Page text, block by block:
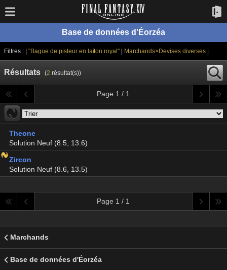
Base de données d'Éorzéa
Filtres : | "Bague de pisteur en laiton royal" Marchands>Devises diverses|
Résultats (2 résultat(s))
Page 1 / 1
Theone
Solution Neuf (8.5, 13.6)
Zircon
Solution Neuf (8.6, 13.5)
Page 1 / 1
Marchands
Base de données d'Éorzéa